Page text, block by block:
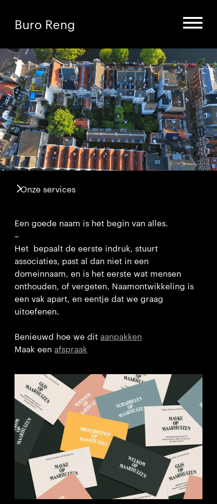
Buro Reng
Onze services
Een goede naam is het begin van alles.
–
Het bepaalt de eerste indruk, stuurt
associaties, past al dan niet in een
domeinnaam, en is het eerste wat mensen
onthouden, of vergeten. Naamontwikkeling is
een vak apart, en eentje dat we graag
uitoefenen.
Benieuwd hoe we dit aanpakken
Maak een afspraak